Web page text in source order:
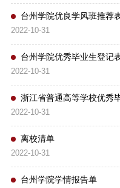
台州学院优良学风班推荐
2022-10-31
台州学院优秀毕业生登记
2022-10-31
浙江省普通高等学校优秀
2022-10-31
离校清单
2022-10-31
台州学院学情报告单